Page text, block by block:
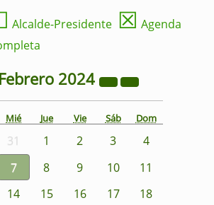
Alcalde-Presidente ☒ Agenda
Febrero 2024
Mié Jue Vie Sáb Dom
31 1 2 3
4
7 8 9 10
11
14 15 16 17
18